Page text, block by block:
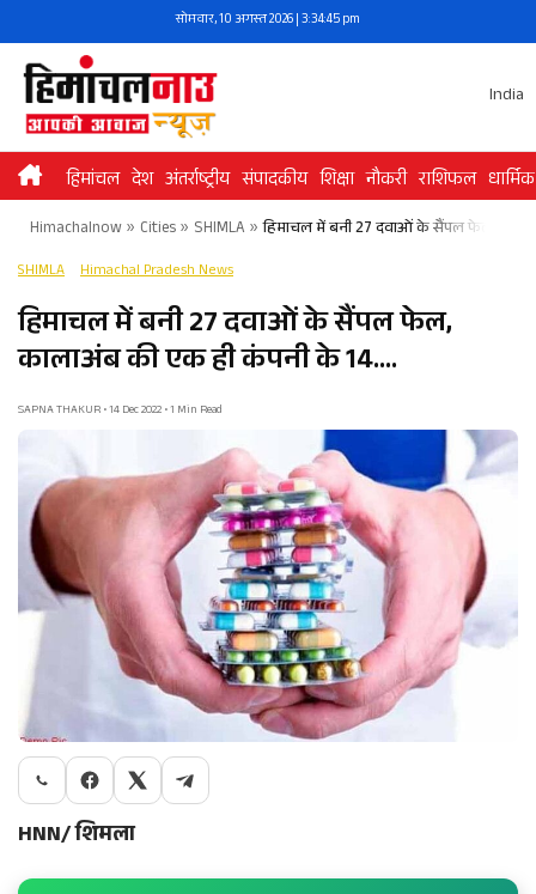
to
content
सोमवार, 10 अगस्त 2026 | 3:34:45 pm
India
हिमांचल देश अंतर्राष्ट्रीय संपादकीय शिक्षा नौकरी राशिफल धार्मिक
Himachalnow» Cities» SHIMLA » हिमाचल में बनी 27 दवाओं के सैंपल फेल,
SHIMLA Himachal Pradesh News
हिमाचल में बनी 27 दवाओं के सैंपल फेल,
कालाअंब की एक ही कंपनी के 14….
SAPNA THAKUR • 14 Dec 2022 • 1 Min Read
HNN/ शिमला